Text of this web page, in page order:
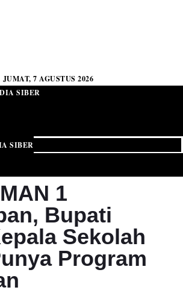
JUMAT, 7 AGUSTUS 2026
SIBER
SIBER
1
Bupati
Sekolah
Program